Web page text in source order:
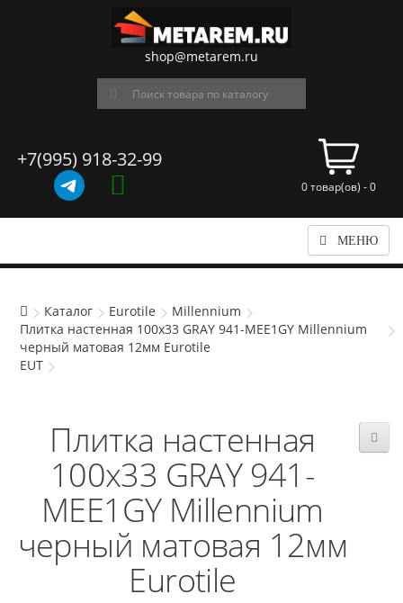
shop@metarem.ru
+7(995) 918-32-99
0 товар(ов) - 0
МЕНЮ
Каталог Eurotile
Millennium
Плитка настенная 100x33 GRAY 941-MEE1GY Millennium
черный матовая 12мм Eurotile
EUT
Плитка настенная
100x33 GRAY 941-
MEE1GY Millennium
черный матовая 12мм
Eurotile